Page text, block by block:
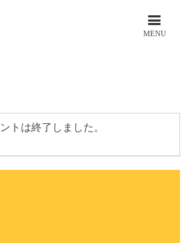
トは終了しました。